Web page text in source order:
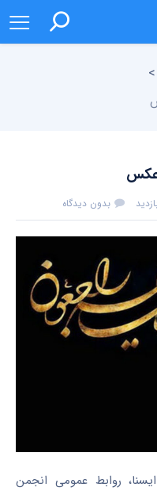
>
عکس
بدون دیدگاه
روابط عمومی انجمن